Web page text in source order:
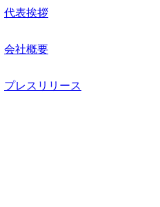
代表挨拶
会社概要
プレスリリース